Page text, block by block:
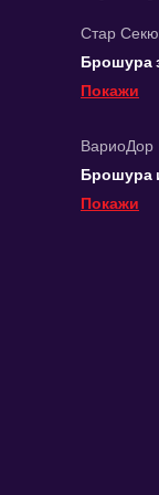
Стар
Брошура
Покажи
ВариоДор
Брошура
Покажи